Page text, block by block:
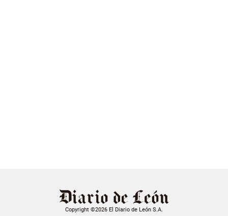
Copyright ©2026 El Diario de León S.A.